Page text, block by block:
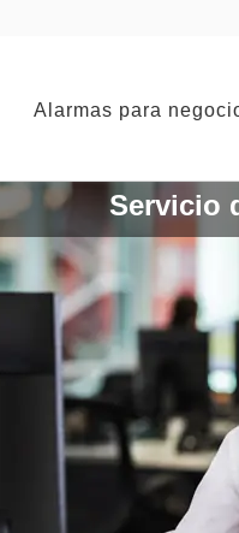
Alarmas para
Servicio